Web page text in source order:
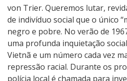
von Trier. Queremos lutar,
de indivíduo social que o único
negro e pobre. No verão de
uma profunda inquietação
Vietnã e um número cada vez
repressão racial. Durante os
polícia local é chamada para